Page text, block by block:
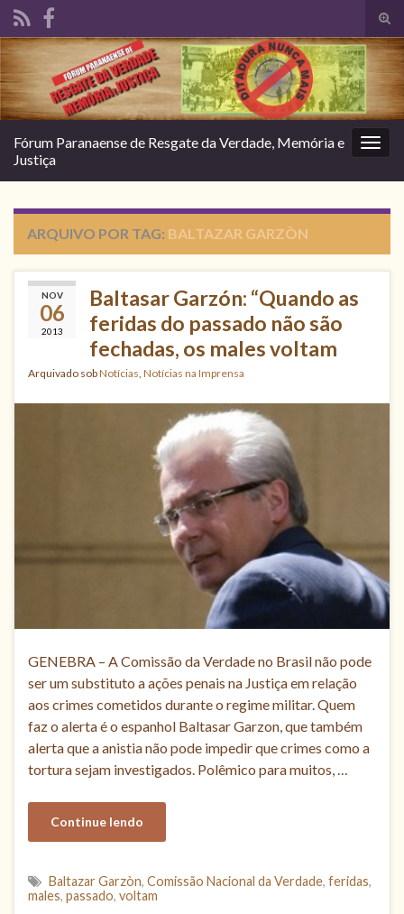
de
Search for:
Fórum Paranaense de Resgate da Verdade, Memória e
Justiça
ARQUIVO POR TAG: BALTAZAR GARZÒN
NOV
06
2013
Baltasar Garzón: “Quando as
feridas do passado não são
fechadas, os males voltam
Arquivado sobNotícias Notícias na Imprensa
GENEBRA – A Comissão da Verdade no Brasil não pode
ser um substituto a ações penais na Justiça em relação
aos crimes cometidos durante o regime militar. Quem
faz o alerta é o espanhol Baltasar Garzon, que também
alerta que a anistia não pode impedir que crimes como a
tortura sejam investigados. Polêmico para muitos, …
Continue lendo
Baltazar Garzòn, Comissão Nacional da Verdade, feridas,
males, passado, voltam